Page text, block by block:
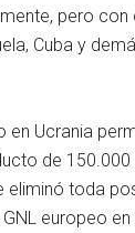
pero
Cuba y
Ucrania
de
toda
europeo